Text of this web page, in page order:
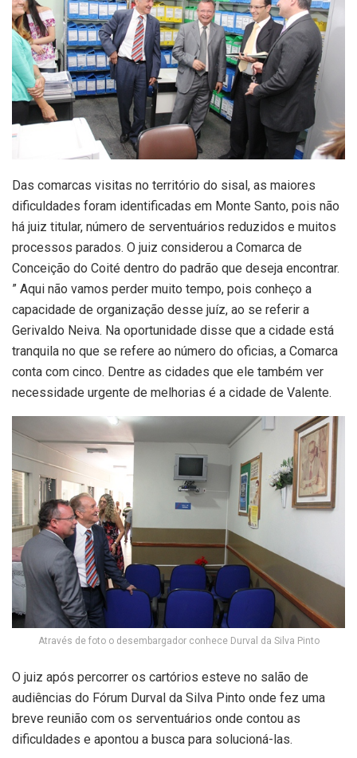
Das comarcas visitas no território do sisal, as maiores
dificuldades foram identificadas em Monte Santo, pois não
há juiz titular, número de serventuários reduzidos e muitos
processos parados. O juiz considerou a Comarca de
Conceição do Coité dentro do padrão que deseja encontrar.
” Aqui não vamos perder muito tempo, pois conheço a
capacidade de organização desse juíz, ao se referir a
Gerivaldo Neiva. Na oportunidade disse que a cidade está
tranquila no que se refere ao número do oficias, a Comarca
conta com cinco. Dentre as cidades que ele também ver
necessidade urgente de melhorias é a cidade de Valente.
Através de foto o desembargador conhece Durval da Silva Pinto
O juiz após percorrer os cartórios esteve no salão de
audiências do Fórum Durval da Silva Pinto onde fez uma
breve reunião com os serventuários onde contou as
dificuldades e apontou a busca para solucioná-las.